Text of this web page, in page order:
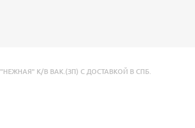
К/В ВАК.(ЗП) С ДОСТАВКОЙ В СПБ.